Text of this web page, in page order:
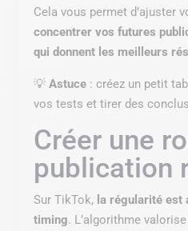
Cela vous permet d’ajuster
concentrer vos futures
qui donnent les meilleurs
💡Astuce : créez un petit
vos tests et tirer des
Créer une
publication
Sur TikTok, la régularité est
timing. L’algorithme